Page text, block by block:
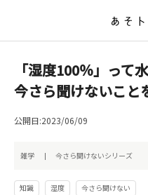
「湿度100％」って
今さら聞けないこと
公開日:2023/06/09
雑学 今さら聞けないシリーズ
知識 湿度 今さら聞けない